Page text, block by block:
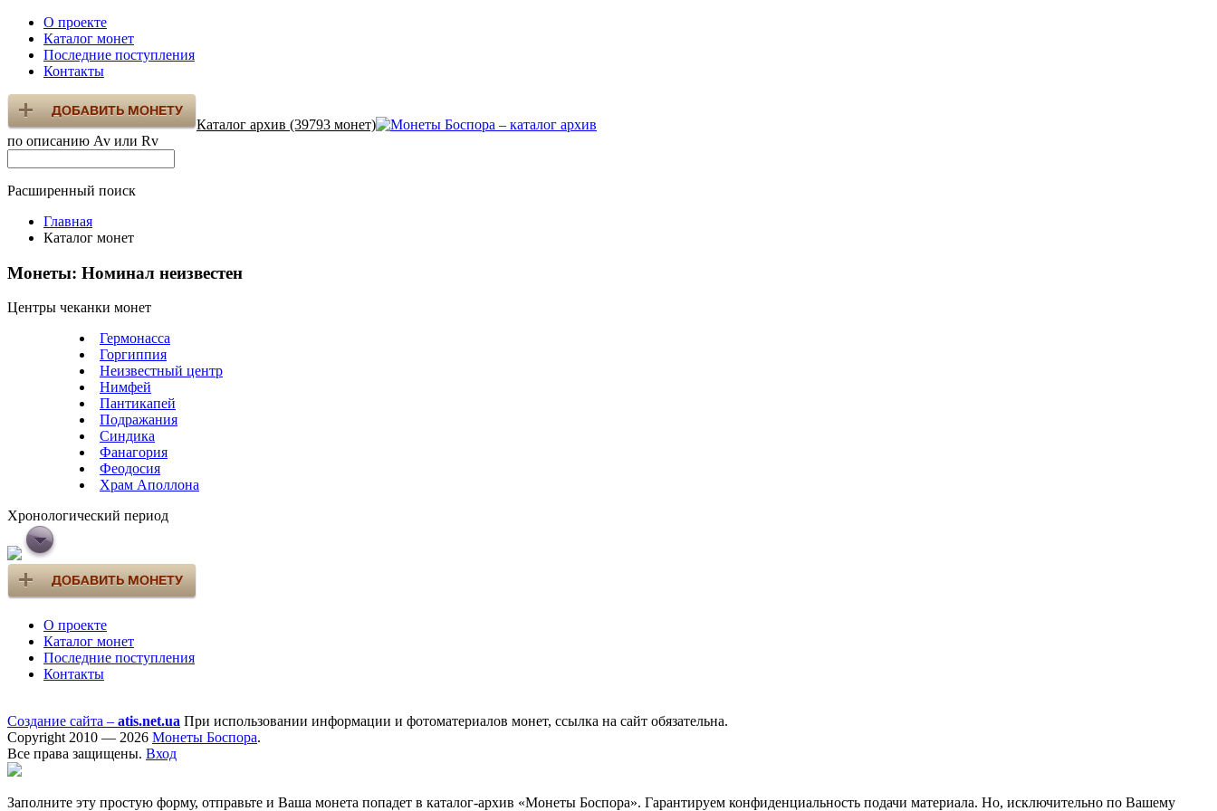
О проекте
Каталог монет
Последние поступления
Контакты
Каталог архив (39793 монет)
по описанию Av или Rv
Расширенный поиск
Главная
Каталог монет
Монеты: Номинал неизвестен
Центры чеканки монет
Гермонасса
Горгиппия
Неизвестный центр
Нимфей
Пантикапей
Подражания
Синдика
Фанагория
Феодосия
Храм Аполлона
Хронологический период
О проекте
Каталог монет
Последние поступления
Контакты
Создание сайта – atis.net.ua При использовании информации и фотоматериалов монет, ссылка на сайт обязательна.
Copyright 2010 — 2026 Монеты Боспора.
Все права защищены. Вход
Заполните эту простую форму, отправьте и Ваша монета попадет в каталог-архив «Монеты Боспора». Гарантируем конфиденциальность подачи материала. Но, исключительно по Вашему